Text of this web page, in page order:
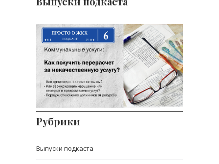
Выпуск 6: Как получить
перерасчет платы за
некачественную услугу?
В этом выпуске мы разбираем
нормативы, связанные
Рубрики
Выпуски подкаста